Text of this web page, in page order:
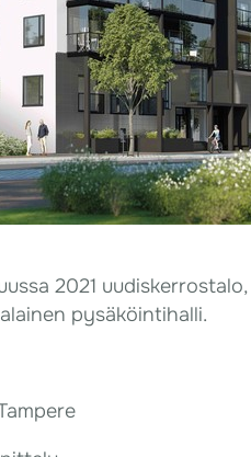
2021
pysäköintihalli.